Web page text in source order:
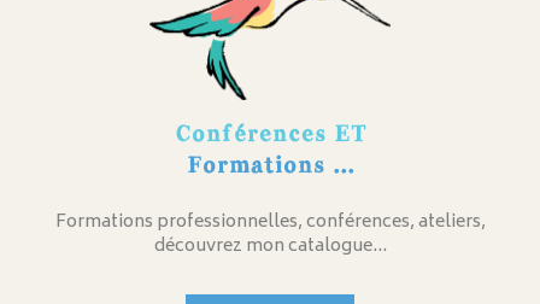
Conférences ET
Formations ...
Formations professionnelles, conférences, ateliers,
découvrez mon catalogue…